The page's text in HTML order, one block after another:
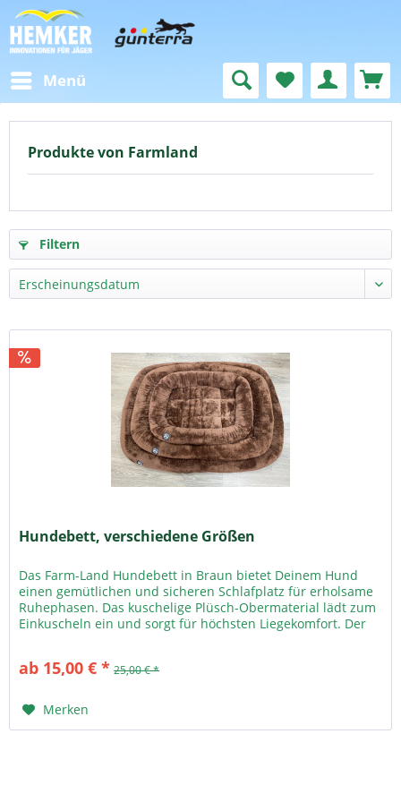
Menü
Produkte von Farmland
Filtern
Hundebett, verschiedene Größen
Das Farm-Land Hundebett in Braun bietet Deinem Hund
einen gemütlichen und sicheren Schlafplatz für erholsame
Ruhephasen. Das kuschelige Plüsch-Obermaterial lädt zum
Einkuscheln ein und sorgt für höchsten Liegekomfort. Der
ab 15,00 € * 25,00 € *
Merken